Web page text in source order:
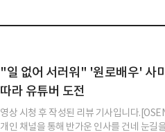
"일 없어 서러워" '원로배우' 사
따라 유튜버 도전
영상 시청 후 작성된 리뷰 기사입니다
개인 채널을 통해 반가운 인사를 건네 눈길